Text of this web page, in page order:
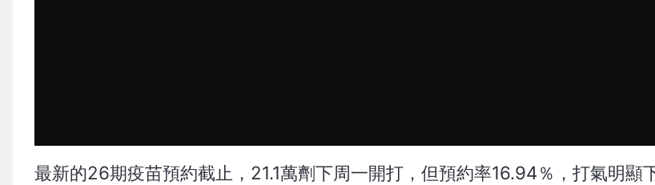
最新的26期疫苗預約截止，21.1萬劑下周一開打，但預約率16.94％，打氣明顯